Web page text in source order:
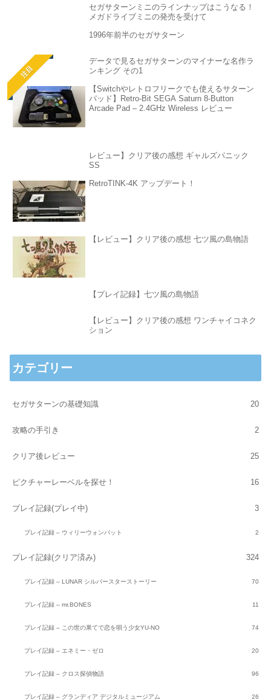
セガサターンミニのラインナップはこうなる！
メガドライブミニの発売を受けて
1996年前半のセガサターン
注目
データで見るセガサターンのマイナーな名作ラ
ンキング その1
【Switchやレトロフリークでも使えるサターン
パッド】Retro-Bit SEGA Saturn 8-Button
Arcade Pad – 2.4GHz Wireless レビュー
レビュー】クリア後の感想 ギャルズパニック
SS
RetroTINK-4K アップデート！
【レビュー】クリア後の感想 七ツ風の島物語
【プレイ記録】七ツ風の島物語
【レビュー】クリア後の感想 ワンチャイコネク
ション
カテゴリー
セガサターンの基礎知識 20
攻略の手引き 2
クリア後レビュー 25
ピクチャーレーベルを探せ！ 16
プレイ記録(プレイ中) 3
プレイ記録 – ウィリーウォンバット 2
プレイ記録(クリア済み) 324
プレイ記録 – LUNAR シルバースターストーリー 70
プレイ記録 – mr.BONES 11
プレイ記録 – この世の果てで恋を唄う少女YU-NO 74
プレイ記録 – エネミー・ゼロ 20
プレイ記録 – クロス探偵物語 96
プレイ記録 – グランディア デジタルミュージアム 26